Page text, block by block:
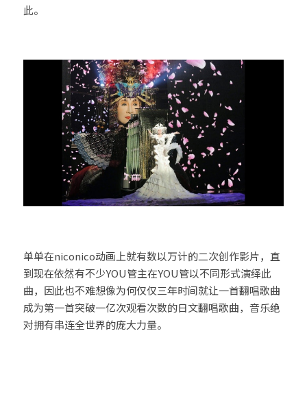
此。
单单在niconico动画上就有数以万计的二次创作影片，直
到现在依然有不少YOU管主在YOU管以不同形式演绎此
曲，因此也不难想像为何仅仅三年时间就让一首翻唱歌曲
成为第一首突破一亿次观看次数的日文翻唱歌曲，音乐绝
对拥有串连全世界的庞大力量。